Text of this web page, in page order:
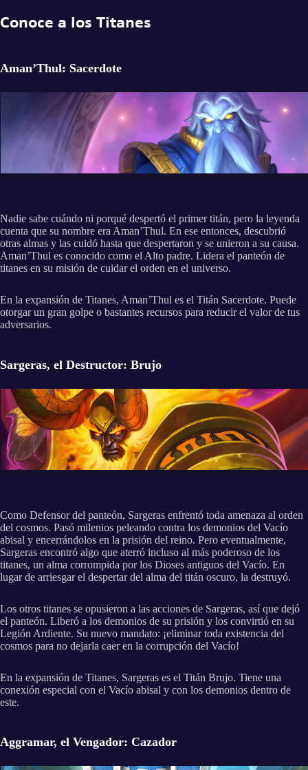
Conoce a los Titanes
Aman’Thul: Sacerdote
Nadie sabe cuándo ni porqué despertó el primer titán, pero la leyenda
cuenta que su nombre era Aman’Thul. En ese entonces, descubrió
otras almas y las cuidó hasta que despertaron y se unieron a su causa.
Aman’Thul es conocido como el Alto padre. Lidera el panteón de
titanes en su misión de cuidar el orden en el universo.
En la expansión de Titanes, Aman’Thul es el Titán Sacerdote. Puede
otorgar un gran golpe o bastantes recursos para reducir el valor de tus
adversarios.
Sargeras, el Destructor: Brujo
Como Defensor del panteón, Sargeras enfrentó toda amenaza al orden
del cosmos. Pasó milenios peleando contra los demonios del Vacío
abisal y encerrándolos en la prisión del reino. Pero eventualmente,
Sargeras encontró algo que aterró incluso al más poderoso de los
titanes, un alma corrompida por los Dioses antiguos del Vacío. En
lugar de arriesgar el despertar del alma del titán oscuro, la destruyó.
Los otros titanes se opusieron a las acciones de Sargeras, así que dejó
el panteón. Liberó a los demonios de su prisión y los convirtió en su
Legión Ardiente. Su nuevo mandato: ¡eliminar toda existencia del
cosmos para no dejarla caer en la corrupción del Vacío!
En la expansión de Titanes, Sargeras es el Titán Brujo. Tiene una
conexión especial con el Vacío abisal y con los demonios dentro de
este.
Aggramar, el Vengador: Cazador